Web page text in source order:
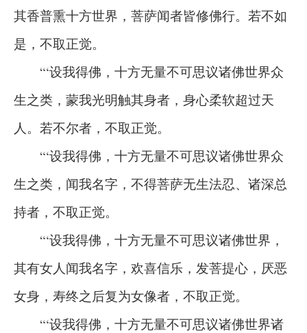
其香普熏十方世界，菩萨闻者皆修佛行。若不如
是，不取正觉。
“‘设我得佛，十方无量不可思议诸佛世界众
生之类，蒙我光明触其身者，身心柔软超过天
人。若不尔者，不取正觉。
“‘设我得佛，十方无量不可思议诸佛世界众
生之类，闻我名字，不得菩萨无生法忍、诸深总
持者，不取正觉。
“‘设我得佛，十方无量不可思议诸佛世界，
其有女人闻我名字，欢喜信乐，发菩提心，厌恶
女身，寿终之后复为女像者，不取正觉。
“‘设我得佛，十方无量不可思议诸佛世界诸